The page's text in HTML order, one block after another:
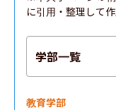
に引用・整理して作
学部一覧
教育学部